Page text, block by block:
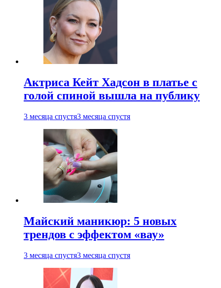
Актриса Кейт Хадсон в платье с
голой спиной вышла на публику
3 месяца спустя3 месяца спустя
Майский маникюр: 5 новых
трендов с эффектом «вау»
3 месяца спустя3 месяца спустя